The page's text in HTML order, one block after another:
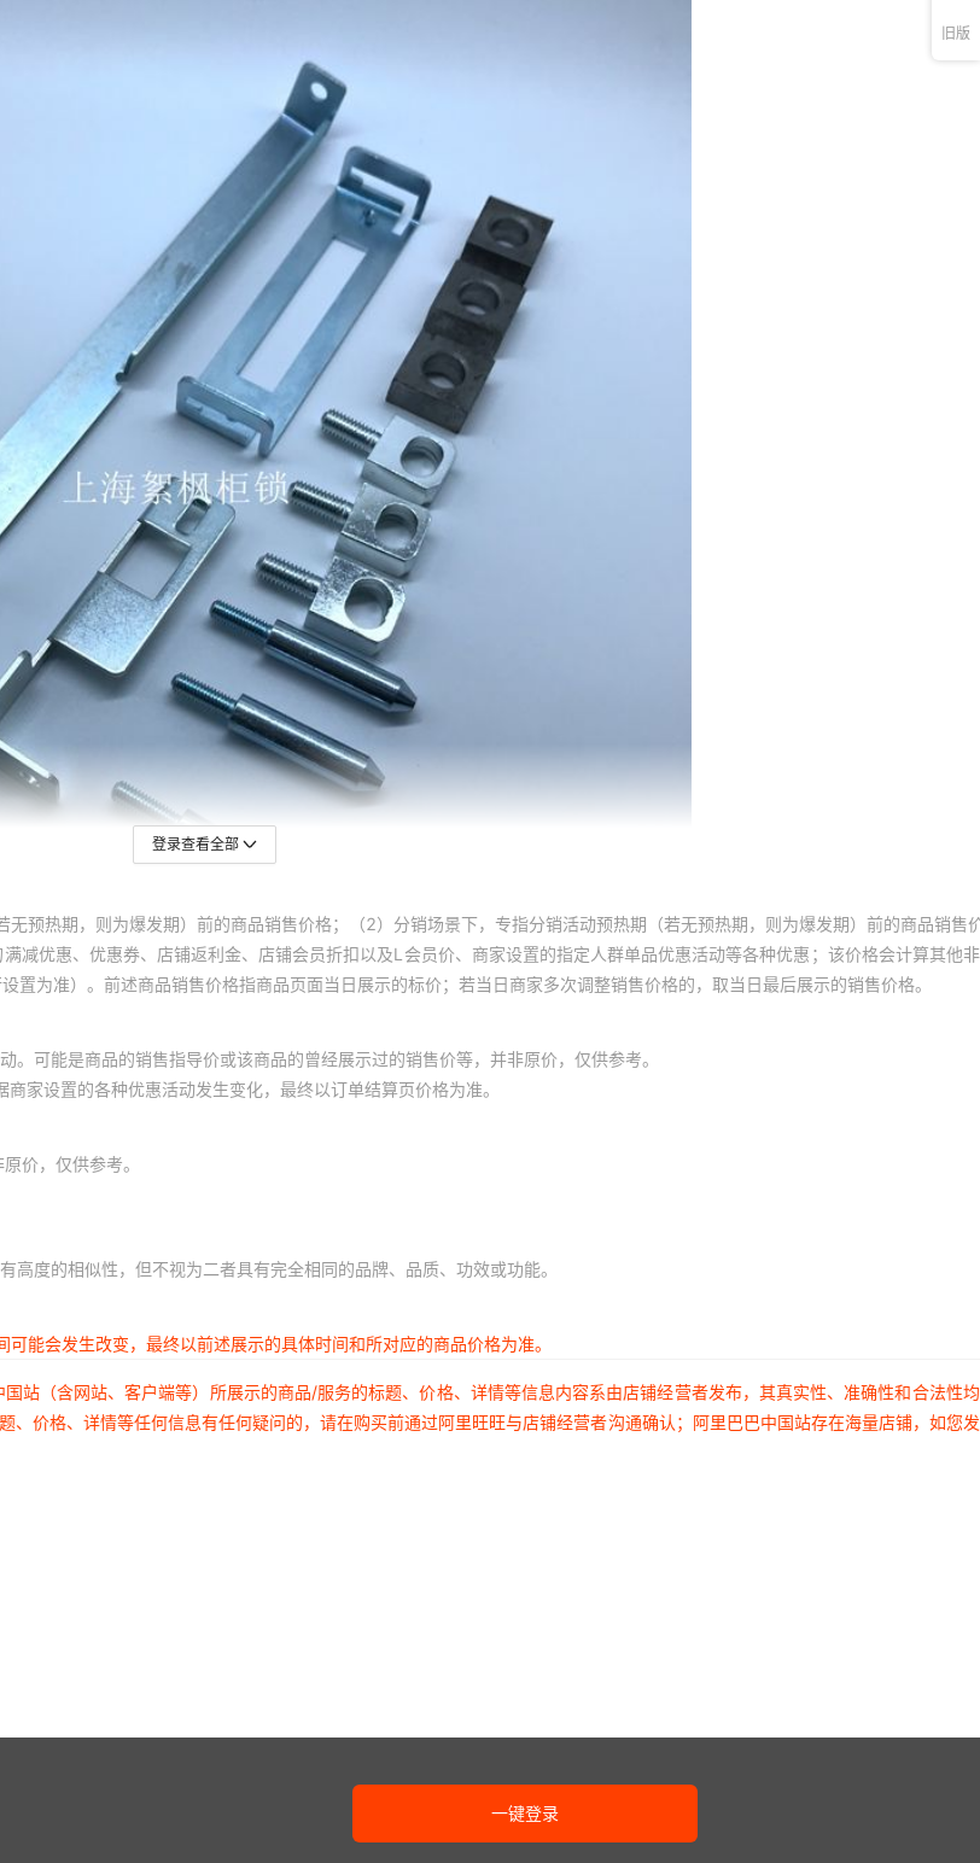
登录查看全部
无预热期，则为爆发期）前的商品销售价格；（2）分销场景下，专指分销活动预热期（若无预热期，则为爆发期）前的商品销售
减优惠、优惠券、店铺返利金、店铺会员折扣以及L会员价、商家设置的指定人群单品优惠活动等各种优惠；该价格会计算其他
为准）。前述商品销售价格指商品页面当日展示的标价；若当日商家多次调整销售价格的，取当日最后展示的销售价格。
可能是商品的销售指导价或该商品的曾经展示过的销售价等，并非原价，仅供参考。
家设置的各种优惠活动发生变化，最终以订单结算页价格为准。
价，仅供参考。
度的相似性，但不视为二者具有完全相同的品牌、品质、功效或功能。
能会发生改变，最终以前述展示的具体时间和所对应的商品价格为准。
站（含网站、客户端等）所展示的商品/服务的标题、价格、详情等信息内容系由店铺经营者发布，其真实性、准确性和合法性
价格、详情等任何信息有任何疑问的，请在购买前通过阿里旺旺与店铺经营者沟通确认；阿里巴巴中国站存在海量店铺，如您
一键登录
旧版